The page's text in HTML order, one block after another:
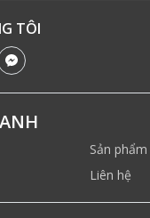
TÔI
Sản phẩm
Liên hệ